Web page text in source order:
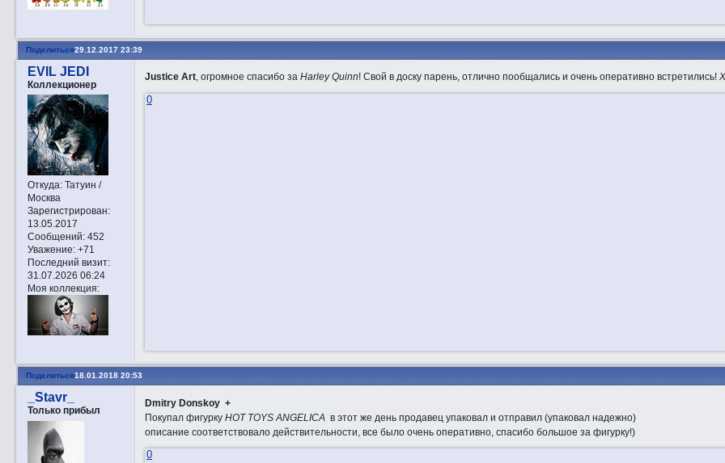
Поделиться29.12.2017 23:39
EVIL JEDI
Коллекционер
Откуда:Татуин /
Москва
Зарегистрирован:
13.05.2017
Сообщений:452
Уважение: +71
Последний визит:
31.07.2026 06:24
Моя коллекция:
Justice Art, огромное спасибо за Harley Quinn! Свой в доску парень, отлично пообщались и очень оперативно встретились!
0
Поделиться18.01.2018 20:53
_Stavr_
Только прибыл
Dmitry Donskoy +
Покупал фигурку HOT TOYS ANGELICAв этот же день продавец упаковал и отправил (упаковал надежно)
описание соответствовало действительности, все было очень оперативно, спасибо большое за фигурку!)
0